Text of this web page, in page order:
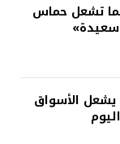
تشعل حماس
سعيدة»
يشعل الأسواق